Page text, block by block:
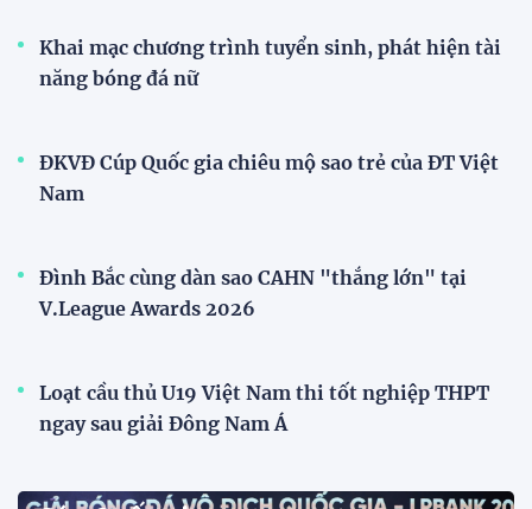
Khai mạc chương trình tuyển sinh, phát hiện tài
năng bóng đá nữ
ĐKVĐ Cúp Quốc gia chiêu mộ sao trẻ của ĐT Việt
Nam
Đình Bắc cùng dàn sao CAHN "thắng lớn" tại
V.League Awards 2026
Loạt cầu thủ U19 Việt Nam thi tốt nghiệp THPT
ngay sau giải Đông Nam Á